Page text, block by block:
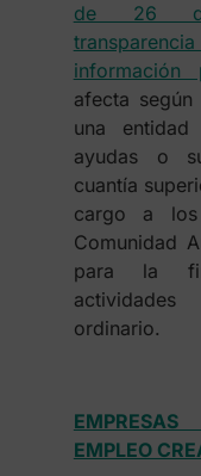
de 26
información
afecta
una
ayudas o
cuantía
cargo a los
Comunidad
para la
ordinario.
EMPLEO